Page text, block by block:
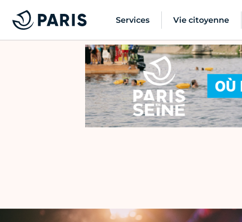
Services Vie citoyenne